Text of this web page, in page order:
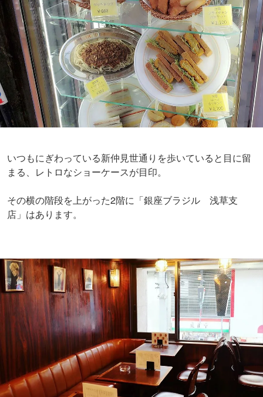
いつもにぎわっている新仲見世通りを歩いていると目に留
まる、レトロなショーケースが目印。
その横の階段を上がった2階に「銀座ブラジル 浅草支
店」はあります。